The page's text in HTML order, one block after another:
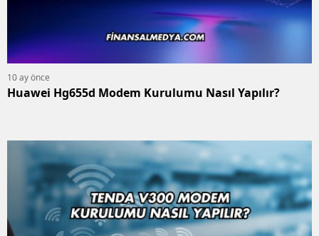
10 ay önce
Huawei Hg655d Modem Kurulumu Nasıl Yapılır?